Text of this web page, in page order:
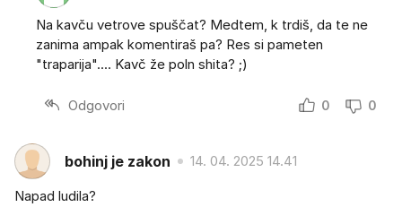
Na kavču vetrove spuščat? Medtem, k trdiš, da te ne
zanima ampak komentiraš pa? Res si pameten
"traparija".... Kavč že poln shita? ;)
Odgovori 0 0
bohinj je zakon 14. 04. 2025 14.41
Napad ludila?